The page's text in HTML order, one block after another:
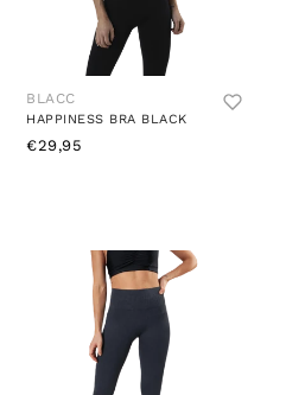
BLACC
HAPPINESS BRA BLACK
€29,95